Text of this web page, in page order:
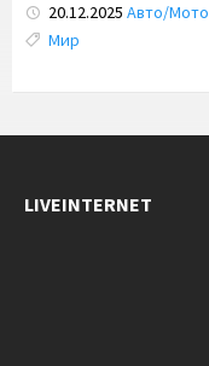
20.12.2025 Авто/Мото
Tags:
Мир
LIVEINTERNET